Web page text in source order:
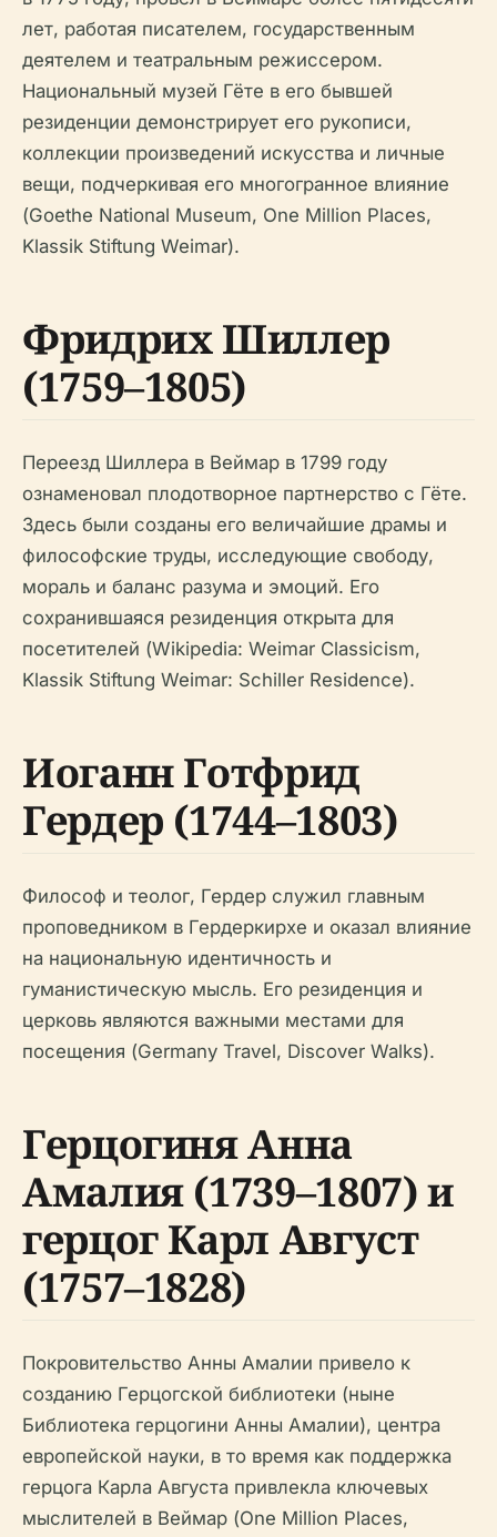
лет, работая писателем, государственным
деятелем и театральным режиссером.
Национальный музей Гёте в его бывшей
резиденции демонстрирует его рукописи,
коллекции произведений искусства и личные
вещи, подчеркивая его многогранное влияние
(Goethe National Museum, One Million Places,
Klassik Stiftung Weimar).
Фридрих Шиллер
(1759–1805)
Переезд Шиллера в Веймар в 1799 году
ознаменовал плодотворное партнерство с Гёте.
Здесь были созданы его величайшие драмы и
философские труды, исследующие свободу,
мораль и баланс разума и эмоций. Его
сохранившаяся резиденция открыта для
посетителей (Wikipedia: Weimar Classicism,
Klassik Stiftung Weimar: Schiller Residence).
Иоганн Готфрид
Гердер (1744–1803)
Философ и теолог, Гердер служил главным
проповедником в Гердеркирхе и оказал влияние
на национальную идентичность и
гуманистическую мысль. Его резиденция и
церковь являются важными местами для
посещения (Germany Travel, Discover Walks).
Герцогиня Анна
Амалия (1739–1807) и
герцог Карл Август
(1757–1828)
Покровительство Анны Амалии привело к
созданию Герцогской библиотеки (ныне
Библиотека герцогини Анны Амалии), центра
европейской науки, в то время как поддержка
герцога Карла Августа привлекла ключевых
мыслителей в Веймар (One Million Places,